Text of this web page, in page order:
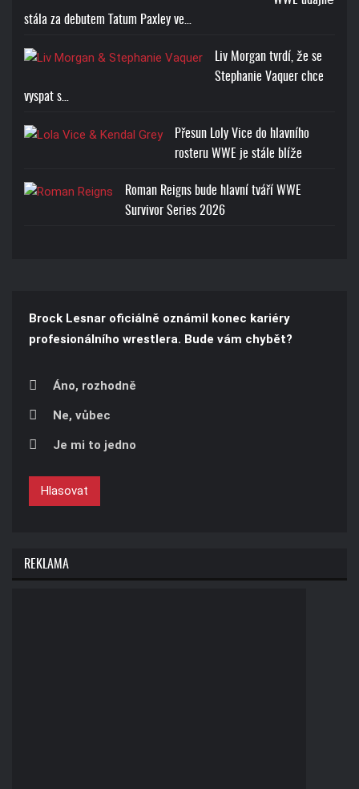
stála za debutem Tatum Paxley ve…
Liv Morgan tvrdí, že se
Stephanie Vaquer chce
vyspat s…
Přesun Loly Vice do hlavního
rosteru WWE je stále blíže
Roman Reigns bude hlavní tváří WWE
Survivor Series 2026
Brock Lesnar oficiálně oznámil konec kariéry
profesionálního wrestlera. Bude vám chybět?
Áno, rozhodně
Ne, vůbec
Je mi to jedno
Hlasovat
REKLAMA